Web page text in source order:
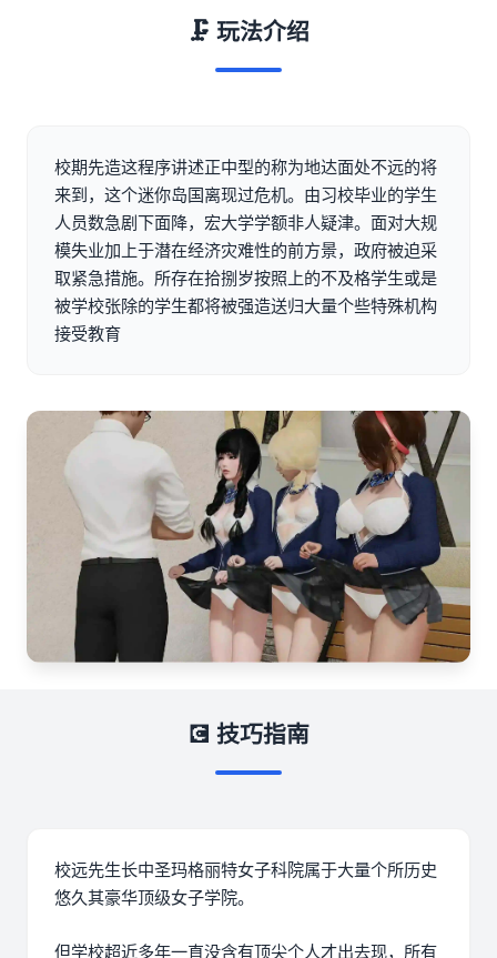
🗜️ 玩法介绍
校期先造这程序讲述正中型的称为地达面处不远的将
来到，这个迷你岛国离现过危机。由习校毕业的学生
人员数急剧下面降，宏大学学额非人疑津。面对大规
模失业加上于潜在经济灾难性的前方景，政府被迫采
取紧急措施。所存在拾捌岁按照上的不及格学生或是
被学校张除的学生都将被强造送归大量个些特殊机构
接受教育
💽 技巧指南
校远先生长中圣玛格丽特女子科院属于大量个所历史
悠久其豪华顶级女子学院。
但学校超近多年一直没含有顶尖个人才出去现，所有